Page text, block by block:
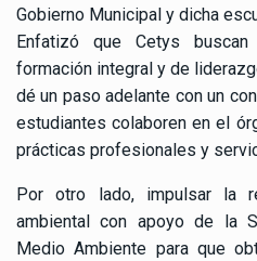
Gobierno Municipal y dicha
Enfatizó que Cetys
formación integral y de
dé un paso adelante con un
estudiantes colaboren en el
prácticas profesionales y
Por otro lado, impulsar la
ambiental con apoyo de la
Medio Ambiente para que